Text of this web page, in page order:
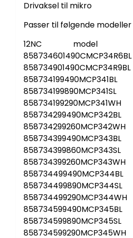
Drivaksel til mikro
Passer til følgende modeller
12NC model
858734601490CMCP34R6BL
858734901490CMCP34R9BL
858734199490MCP341BL
858734199890MCP341SL
858734199290MCP341WH
858734299490MCP342BL
858734299260MCP342WH
858734399490MCP343BL
858734399860MCP343SL
858734399260MCP343WH
858734499490MCP344BL
858734499890MCP344SL
858734499290MCP344WH
858734599490MCP345BL
858734599890MCP345SL
858734599290MCP345WH